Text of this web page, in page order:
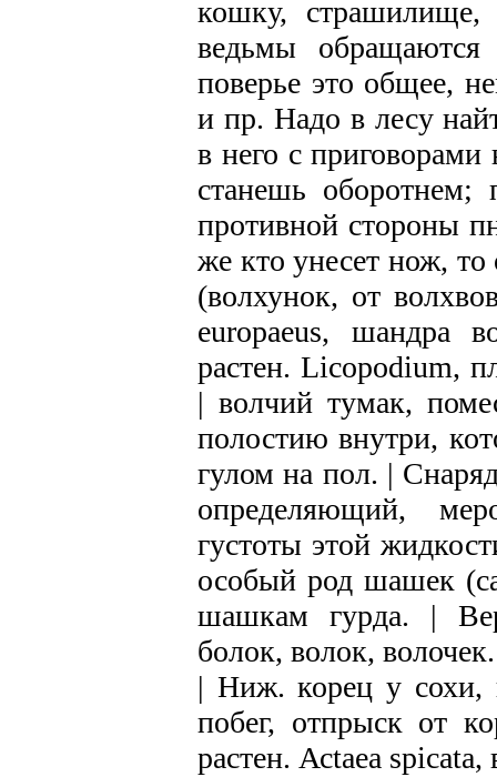
кошку,
ведьмы
поверье это общее,
и пр. Надо в лесу
в него с
станешь оборотнем;
противной стороны
же кто унесет нож,
(волхунок, от
europaeus, шандра
растен. Licopodium,
| волчий тумак,
полостию внутри,
гулом на пол. |
определяющий,
густоты этой
особый род шашек
шашкам гурда. |
болок, волок,
| Ниж. корец у сохи,
побег, отпрыск от
растен. Асtаеа